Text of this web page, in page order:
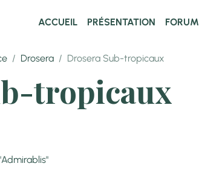
ACCUEIL PRÉSENTATION FORUM
Drosera Drosera Sub-tropicaux
tropicaux